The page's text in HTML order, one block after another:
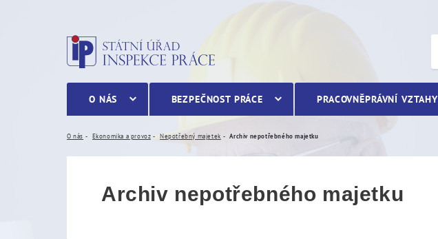
Archiv nepotřebného majetku
O NÁS BEZPEČNOST PRÁCE PRACOVNĚPRÁVNÍ VZTAHY
O nás Ekonomika a provoz Nepotřebný majetek Archiv nepotřebného majetku
Archiv nepotřebného majetku